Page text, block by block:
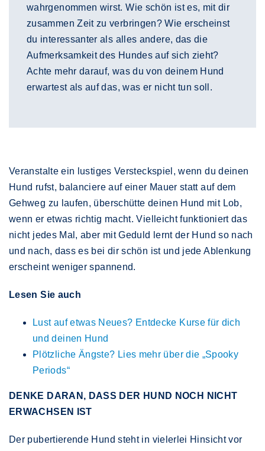
wahrgenommen wirst. Wie schön ist es, mit dir
zusammen Zeit zu verbringen? Wie erscheinst
du interessanter als alles andere, das die
Aufmerksamkeit des Hundes auf sich zieht?
Achte mehr darauf, was du von deinem Hund
erwartest als auf das, was er nicht tun soll.
Veranstalte ein lustiges Versteckspiel, wenn du deinen
Hund rufst, balanciere auf einer Mauer statt auf dem
Gehweg zu laufen, überschütte deinen Hund mit Lob,
wenn er etwas richtig macht. Vielleicht funktioniert das
nicht jedes Mal, aber mit Geduld lernt der Hund so nach
und nach, dass es bei dir schön ist und jede Ablenkung
erscheint weniger spannend.
Lesen Sie auch
Lust auf etwas Neues? Entdecke Kurse für dich
und deinen Hund
Plötzliche Ängste? Lies mehr über die „Spooky
Periods“
DENKE DARAN, DASS DER HUND NOCH NICHT
ERWACHSEN IST
Der pubertierende Hund steht in vielerlei Hinsicht vor